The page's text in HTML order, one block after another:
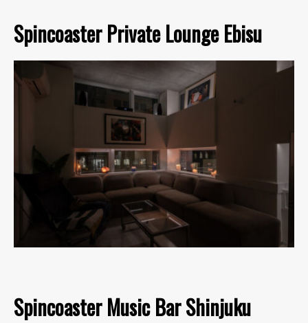
Spincoaster Private Lounge Ebisu
Spincoaster Music Bar Shinjuku